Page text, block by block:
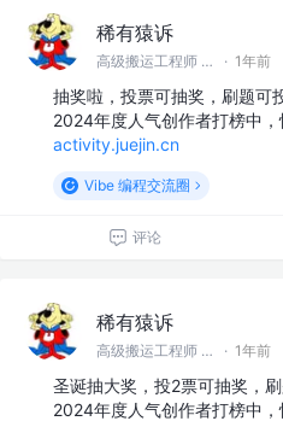
稀有猿诉
高级搬运工程师 @稀有猿诉 · 1年前
抽奖啦，投票可抽奖，刷题可
2024年度人气创作者打榜中，
activity.juejin.cn
Vibe 编程交流圈
评论
稀有猿诉
高级搬运工程师 @稀有猿诉 · 1年前
圣诞抽大奖，投2票可抽奖，
2024年度人气创作者打榜中，